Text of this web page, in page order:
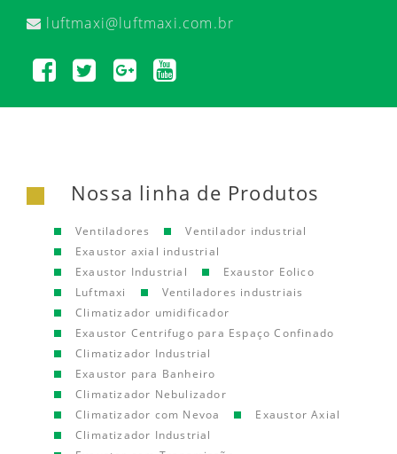
luftmaxi@luftmaxi.com.br
Nossa linha de Produtos
Ventiladores
Ventilador industrial
Exaustor axial industrial
Exaustor Industrial
Exaustor Eolico
Luftmaxi
Ventiladores industriais
Climatizador umidificador
Exaustor Centrifugo para Espaço Confinado
Climatizador Industrial
Exaustor para Banheiro
Climatizador Nebulizador
Climatizador com Nevoa
Exaustor Axial
Climatizador Industrial